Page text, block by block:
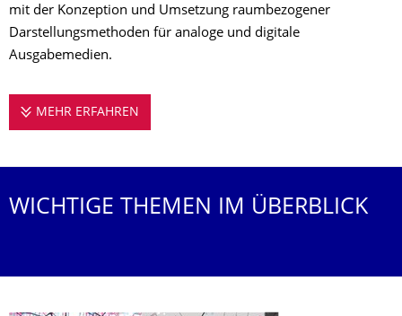
mit der Konzeption und Umsetzung raumbezogener
Darstellungsmethoden für analoge und digitale
Ausgabemedien.
MEHR ERFAHREN
WICHTIGE THEMEN IM ÜBERBLICK